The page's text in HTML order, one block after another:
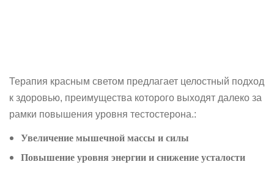
Терапия красным светом предлагает целостный подход
к здоровью, преимущества которого выходят далеко за
рамки повышения уровня тестостерона.:
Увеличение мышечной массы и силы
Повышение уровня энергии и снижение усталости